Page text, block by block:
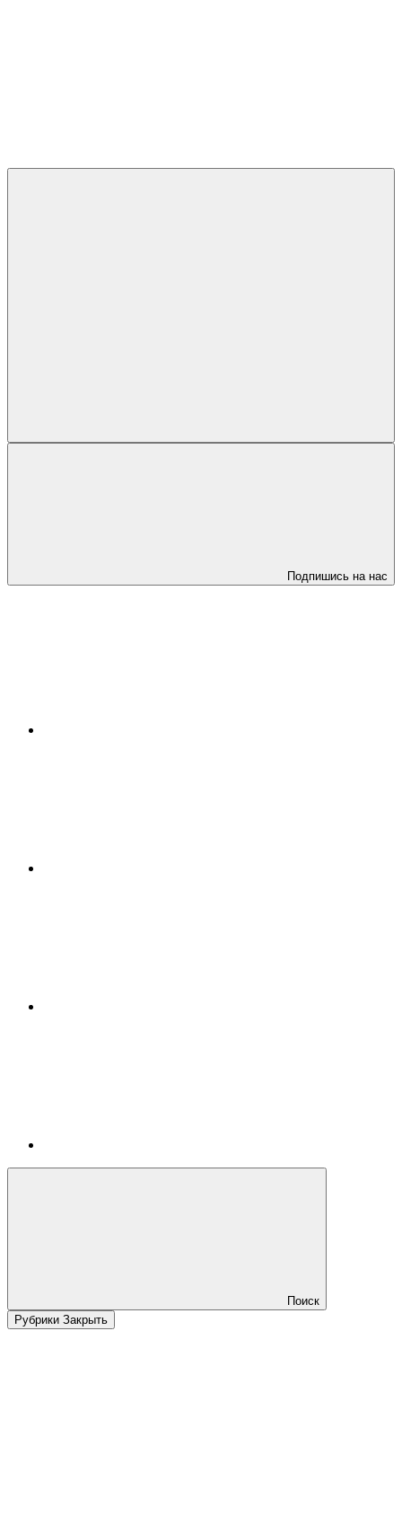
Подпишись на нас
Поиск
Рубрики Закрыть